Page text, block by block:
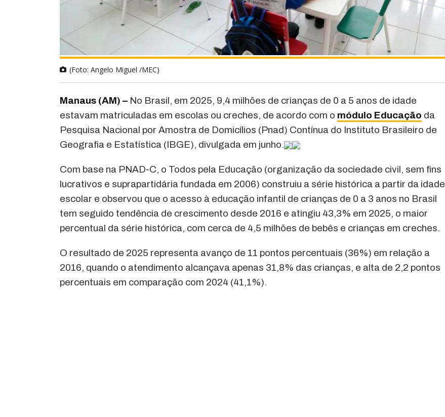
(Foto: Angelo Miguel /MEC)
Manaus (AM) – No Brasil, em 2025, 9,4 milhões de crianças de 0 a 5 anos de idade
estavam matriculadas em escolas ou creches, de acordo com o módulo Educação da
Pesquisa Nacional por Amostra de Domicílios (Pnad) Contínua do Instituto Brasileiro de
Geografia e Estatística (IBGE), divulgada em junho.
Com base na PNAD-C, o Todos pela Educação (organização da sociedade civil, sem fins
lucrativos e suprapartidária fundada em 2006) construiu a série histórica a partir da idade
escolar e observou que o acesso à educação infantil de crianças de 0 a 3 anos no Brasil
tem seguido tendência de crescimento desde 2016 e atingiu 43,3% em 2025, o maior
percentual da série histórica, com cerca de 4,5 milhões de bebês e crianças em creches.
O resultado de 2025 representa avanço de 11 pontos percentuais (36%) em relação a
2016, quando o atendimento alcançava apenas 31,8% das crianças, e alta de 2,2 pontos
percentuais em comparação com 2024 (41,1%).